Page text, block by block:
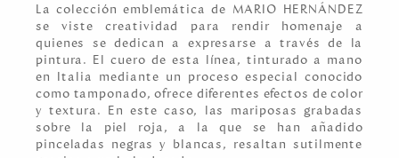
La colección emblemática de MARIO HERNÁNDEZ
se viste creatividad para rendir homenaje a
quienes se dedican a expresarse a través de la
pintura. El cuero de esta línea, tinturado a mano
en Italia mediante un proceso especial conocido
como tamponado, ofrece diferentes efectos de color
y textura. En este caso, las mariposas grabadas
sobre la piel roja, a la que se han añadido
pinceladas negras y blancas, resaltan sutilmente